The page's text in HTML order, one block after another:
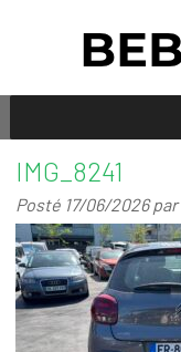
IMG_8241
Posté 17/06/2026par